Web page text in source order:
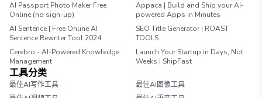
AI Passport Photo Maker Free
Online (no sign-up)
Appaca | Build and Ship your AI-
powered Apps in Minutes
AI Sentence | Free Online AI
Sentence Rewriter Tool 2024
SEO Title Generator | ROAST
TOOLS
Cerebro - AI-Powered Knowledge
Management
Launch Your Startup in Days, Not
Weeks | ShipFast
工具分类
最佳AI写作工具
最佳AI图像工具